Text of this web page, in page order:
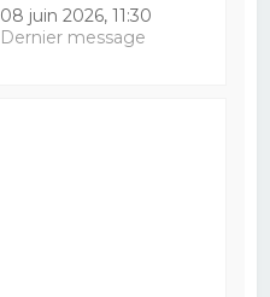
08 juin 2026, 11:30
Dernier message